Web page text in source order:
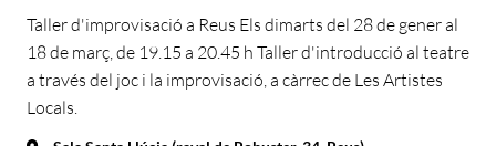
Taller d'improvisació a Reus Els dimarts del 28 de gener al
18 de març, de 19.15 a 20.45 h Taller d'introducció al teatre
a través del joc i la improvisació, a càrrec de Les Artistes
Locals.